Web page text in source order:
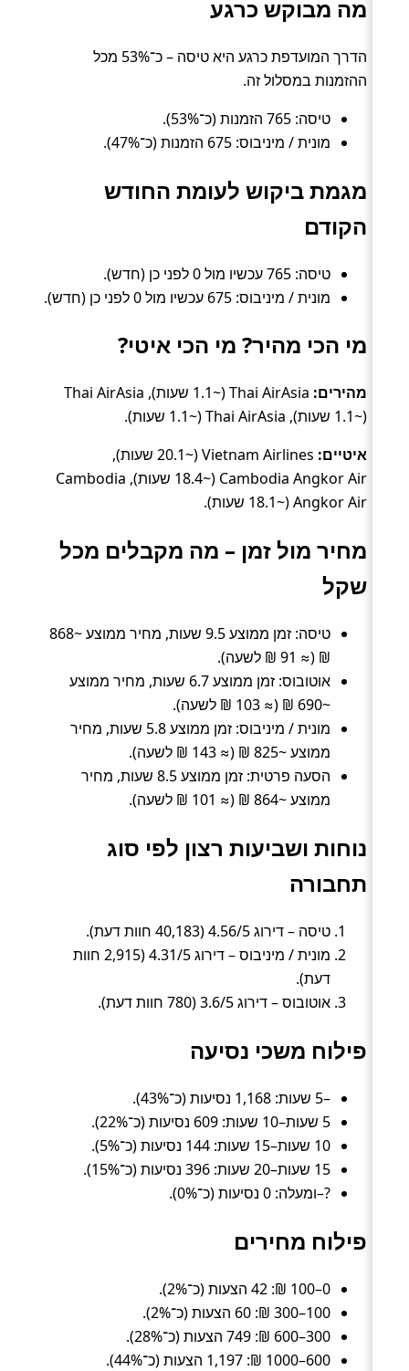
מה מבוקש כרגע
הדרך המועדפת כרגע היא טיסה – כ־53% מכל
ההזמנות במסלול זה.
טיסה: 765 הזמנות (כ־53%).
מונית / מיניבוס: 675 הזמנות (כ־47%).
מגמת ביקוש לעומת החודש
הקודם
טיסה: 765 עכשיו מול 0 לפני כן (חדש).
מונית / מיניבוס: 675 עכשיו מול 0 לפני כן (חדש).
מי הכי מהיר? מי הכי איטי?
מהירים:
Thai AirAsia (~1.1 שעות), Thai AirAsia
(~1.1 שעות), Thai AirAsia (~1.1 שעות).
איטיים:
Vietnam Airlines (~20.1 שעות),
Cambodia Angkor Air (~18.4 שעות), Cambodia
Angkor Air (~18.1 שעות).
מחיר מול זמן – מה מקבלים מכל
שקל
טיסה: זמן ממוצע 9.5 שעות, מחיר ממוצע ~868
₪ (≈ 91 ₪ לשעה).
אוטובוס: זמן ממוצע 6.7 שעות, מחיר ממוצע
~690 ₪ (≈ 103 ₪ לשעה).
מונית / מיניבוס: זמן ממוצע 5.8 שעות, מחיר
ממוצע ~825 ₪ (≈ 143 ₪ לשעה).
הסעה פרטית: זמן ממוצע 8.5 שעות, מחיר
ממוצע ~864 ₪ (≈ 101 ₪ לשעה).
נוחות ושביעות רצון לפי סוג
תחבורה
טיסה – דירוג 4.56/5 (40,183 חוות דעת).
מונית / מיניבוס – דירוג 4.31/5 (2,915 חוות
דעת).
אוטובוס – דירוג 3.6/5 (780 חוות דעת).
פילוח משכי נסיעה
–5 שעות: 1,168 נסיעות (כ־43%).
5 שעות–10 שעות: 609 נסיעות (כ־22%).
10 שעות–15 שעות: 144 נסיעות (כ־5%).
15 שעות–20 שעות: 396 נסיעות (כ־15%).
?–ומעלה: 0 נסיעות (כ־0%).
פילוח מחירים
0–100 ₪: 42 הצעות (כ־2%).
100–300 ₪: 60 הצעות (כ־2%).
300–600 ₪: 749 הצעות (כ־28%).
600–1000 ₪: 1,197 הצעות (כ־44%).